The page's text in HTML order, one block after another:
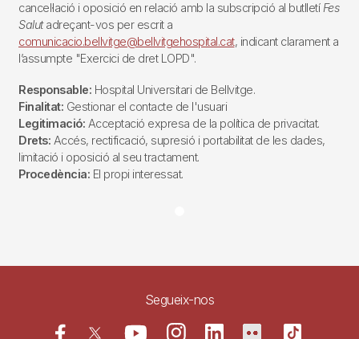
cancel·lació i oposició en relació amb la subscripció al butlletí Fes
Salutadreçant-vos per escrit a
comunicacio.bellvitge@bellvitgehospital.cat, indicant clarament a
l’assumpte "Exercici de dret LOPD".
Responsable: Hospital Universitari de Bellvitge.
Finalitat: Gestionar el contacte de l'usuari
Legitimació: Acceptació expresa de la política de privacitat.
Drets: Accés, rectificació, supresió i portabilitat de les dades,
limitació i oposició al seu tractament.
Procedència: El propi interessat.
Segueix-nos